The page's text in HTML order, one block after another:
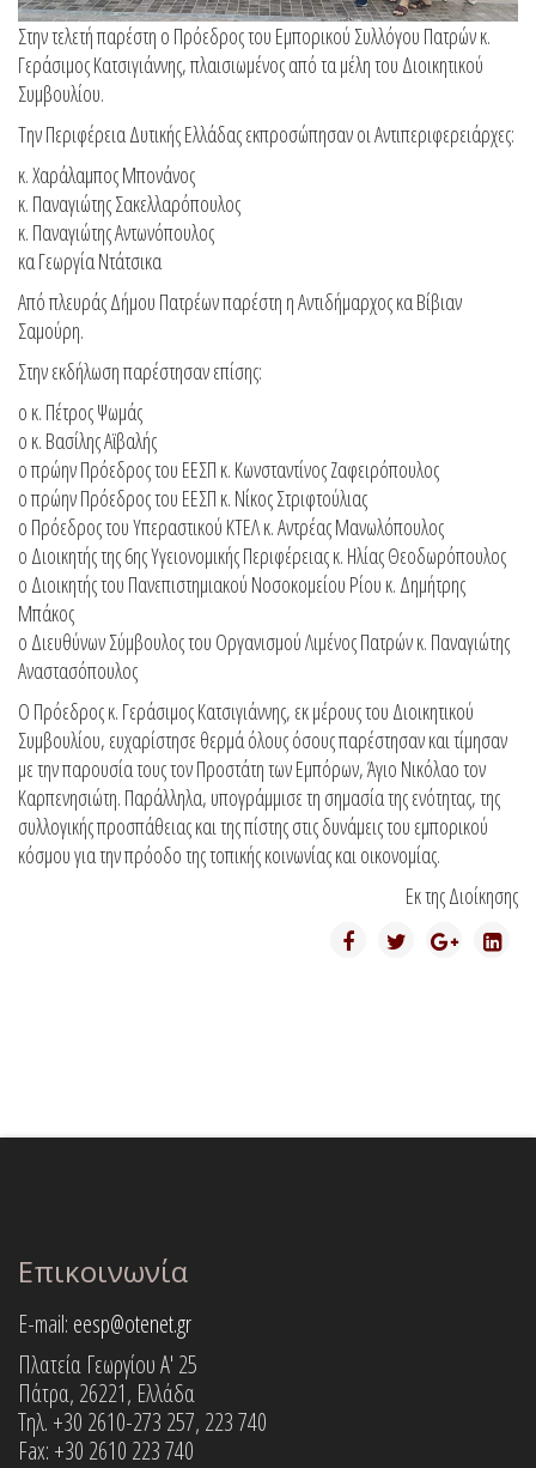
Στην τελετή παρέστη ο Πρόεδρος του Εμπορικού Συλλόγου Πατρών κ.
Γεράσιμος Κατσιγιάννης, πλαισιωμένος από τα μέλη του Διοικητικού
Συμβουλίου.
Την Περιφέρεια Δυτικής Ελλάδας εκπροσώπησαν οι Αντιπεριφερειάρχες:
κ. Χαράλαμπος Μπονάνος
κ. Παναγιώτης Σακελλαρόπουλος
κ. Παναγιώτης Αντωνόπουλος
κα Γεωργία Ντάτσικα
Από πλευράς Δήμου Πατρέων παρέστη η Αντιδήμαρχος κα Βίβιαν
Σαμούρη.
Στην εκδήλωση παρέστησαν επίσης:
ο κ. Πέτρος Ψωμάς
ο κ. Βασίλης Αϊβαλής
ο πρώην Πρόεδρος του ΕΕΣΠ κ. Κωνσταντίνος Ζαφειρόπουλος
ο πρώην Πρόεδρος του ΕΕΣΠ κ. Νίκος Στριφτούλιας
ο Πρόεδρος του Υπεραστικού ΚΤΕΛ κ. Αντρέας Μανωλόπουλος
ο Διοικητής της 6ης Υγειονομικής Περιφέρειας κ. Ηλίας Θεοδωρόπουλος
ο Διοικητής του Πανεπιστημιακού Νοσοκομείου Ρίου κ. Δημήτρης
Μπάκος
ο Διευθύνων Σύμβουλος του Οργανισμού Λιμένος Πατρών κ. Παναγιώτης
Αναστασόπουλος
Ο Πρόεδρος κ. Γεράσιμος Κατσιγιάννης, εκ μέρους του Διοικητικού
Συμβουλίου, ευχαρίστησε θερμά όλους όσους παρέστησαν και τίμησαν
με την παρουσία τους τον Προστάτη των Εμπόρων, Άγιο Νικόλαο τον
Καρπενησιώτη. Παράλληλα, υπογράμμισε τη σημασία της ενότητας, της
συλλογικής προσπάθειας και της πίστης στις δυνάμεις του εμπορικού
κόσμου για την πρόοδο της τοπικής κοινωνίας και οικονομίας.
Εκ της Διοίκησης
Επικοινωνία
E-mail: eesp@otenet.gr
Πλατεία Γεωργίου Α' 25
Πάτρα, 26221, Ελλάδα
Τηλ. +30 2610-273 257, 223 740
Fax: +30 2610 223 740